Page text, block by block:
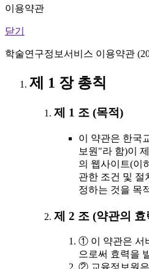
이용약관
닫기
학술연구정보서비스 이용약관
제 1 장 총칙
제 1 조 (목적)
이 약관은 한국
보원"라 함)이
의 웹사이트(이
관한 조건 및 절
정하는 것을 목
제 2 조 (약관의
① 이 약관은 서
으로써 효력을